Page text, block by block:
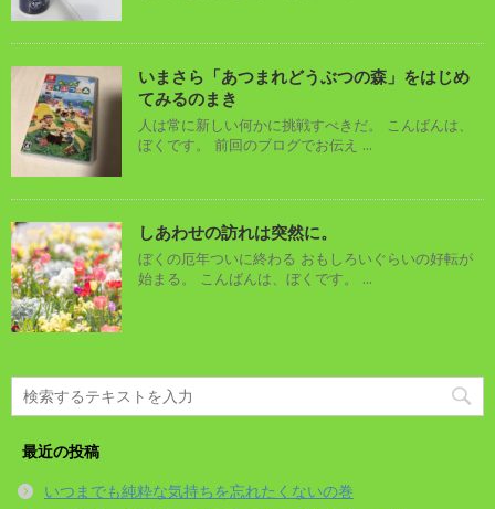
いまさら「あつまれどうぶつの森」をはじめ
てみるのまき
人は常に新しい何かに挑戦すべきだ。 こんばんは、
ぼくです。 前回のブログでお伝え ...
しあわせの訪れは突然に。
ぼくの厄年ついに終わる おもしろいぐらいの好転が
始まる。 こんばんは、ぼくです。 ...
最近の投稿
いつまでも純粋な気持ちを忘れたくないの巻